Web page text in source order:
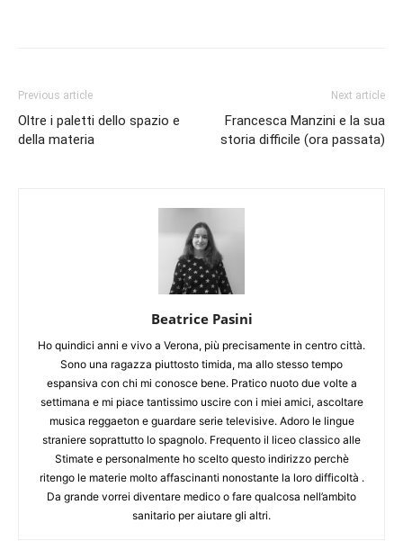
Previous article
Oltre i paletti dello spazio e
della materia
Next article
Francesca Manzini e la sua
storia difficile (ora passata)
Beatrice Pasini
Ho quindici anni e vivo a Verona, più precisamente in centro città.
Sono una ragazza piuttosto timida, ma allo stesso tempo
espansiva con chi mi conosce bene. Pratico nuoto due volte a
settimana e mi piace tantissimo uscire con i miei amici, ascoltare
musica reggaeton e guardare serie televisive. Adoro le lingue
straniere soprattutto lo spagnolo. Frequento il liceo classico alle
Stimate e personalmente ho scelto questo indirizzo perchè
ritengo le materie molto affascinanti nonostante la loro difficoltà .
Da grande vorrei diventare medico o fare qualcosa nell’ambito
sanitario per aiutare gli altri.